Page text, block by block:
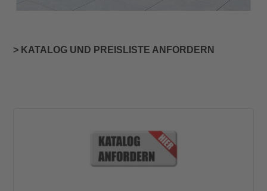
> KATALOG UND PREISLISTE ANFORDERN